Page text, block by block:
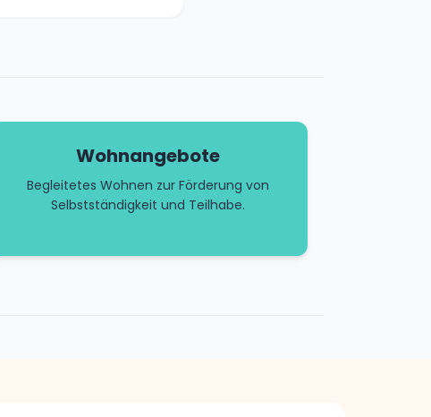
Wohnangebote
Begleitetes Wohnen zur Förderung von
Selbstständigkeit und Teilhabe.